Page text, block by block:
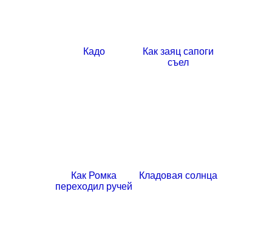
Кадо
Как заяц сапоги
съел
Как Ромка
переходил ручей
Кладовая солнца